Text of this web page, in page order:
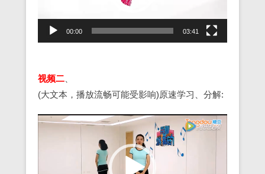
00:00 03:41
视频二
(大文本，播放流畅可能受影响)原速学习、分解:
视